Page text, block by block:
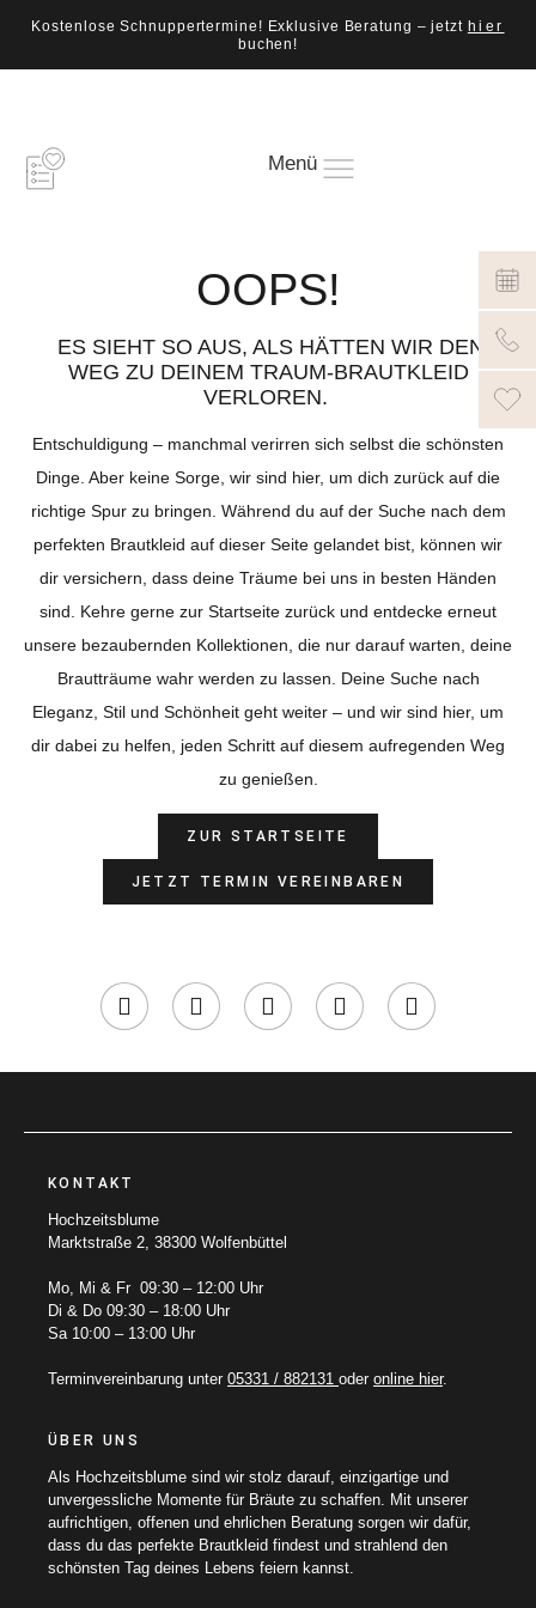
Kostenlose Schnuppertermine! Exklusive Beratung – jetzt hier
buchen!
Menü
OOPS!
ES SIEHT SO AUS, ALS HÄTTEN WIR DEN
WEG ZU DEINEM TRAUM-BRAUTKLEID
VERLOREN.
Entschuldigung – manchmal verirren sich selbst die schönsten
Dinge. Aber keine Sorge, wir sind hier, um dich zurück auf die
richtige Spur zu bringen. Während du auf der Suche nach dem
perfekten Brautkleid auf dieser Seite gelandet bist, können wir
dir versichern, dass deine Träume bei uns in besten Händen
sind. Kehre gerne zur Startseite zurück und entdecke erneut
unsere bezaubernden Kollektionen, die nur darauf warten, deine
Brautträume wahr werden zu lassen. Deine Suche nach
Eleganz, Stil und Schönheit geht weiter – und wir sind hier, um
dir dabei zu helfen, jeden Schritt auf diesem aufregenden Weg
zu genießen.
ZUR STARTSEITE
JETZT TERMIN VEREINBAREN
KONTAKT
Hochzeitsblume
Marktstraße 2, 38300 Wolfenbüttel
Mo, Mi & Fr 09:30 – 12:00 Uhr
Di & Do 09:30 – 18:00 Uhr
Sa 10:00 – 13:00 Uhr
Terminvereinbarung unter 05331 / 882131 oder online hier.
ÜBER UNS
Als Hochzeitsblume sind wir stolz darauf, einzigartige und
unvergessliche Momente für Bräute zu schaffen. Mit unserer
aufrichtigen, offenen und ehrlichen Beratung sorgen wir dafür,
dass du das perfekte Brautkleid findest und strahlend den
schönsten Tag deines Lebens feiern kannst.